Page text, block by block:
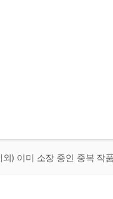
) 이미 소장 중인 중복 작